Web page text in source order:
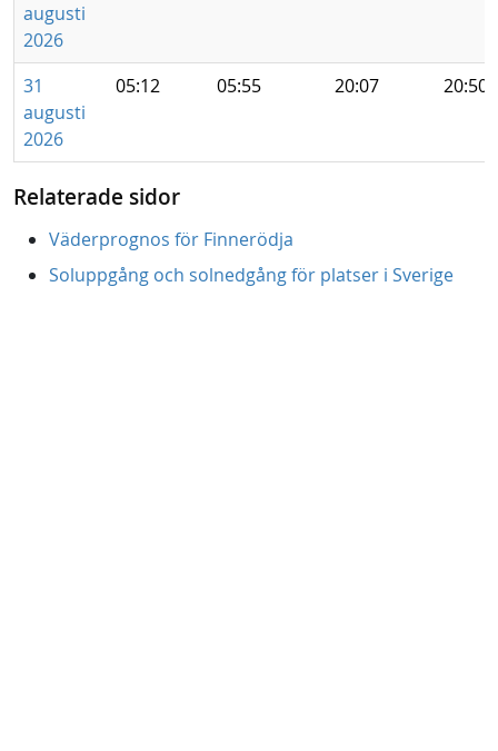
augusti
2026
31
augusti
2026
05:12 05:55 20:07 20:50
Relaterade sidor
Väderprognos för Finnerödja
Soluppgång och solnedgång för platser i Sverige